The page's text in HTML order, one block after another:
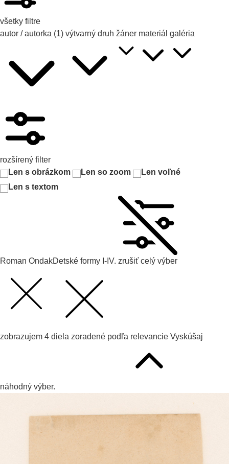
všetky filtre
autor / autorka (1) výtvarný druh žáner materiál galéria
rozšírený filter
Len s obrázkom
Len so zoom
Len voľné
Len s textom
Roman OndakDetské formy I-IV. zrušiť celý výber
zobrazujem 4 diela zoradené podľa relevancie Vyskúšaj
náhodný výber.